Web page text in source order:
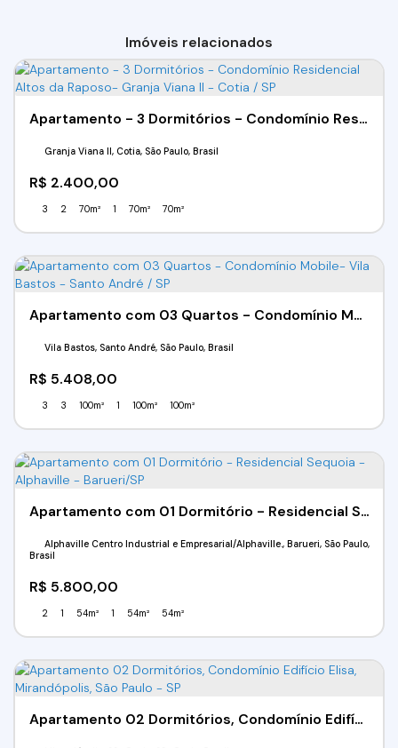
Imóveis relacionados
Apartamento - 3 Dormitórios - Condomínio Residencial Altos da Raposo- Granja Viana II - Cotia / SP
R$ 2.400,00
Granja Viana II, Cotia, São Paulo, Brasil
3 2 70m² 1 70m² 70m²
Apartamento com 03 Quartos - Condomínio Mobile- Vila Bastos - Santo André / SP
R$ 5.408,00
Vila Bastos, Santo André, São Paulo, Brasil
3 3 100m² 1 100m² 100m²
Apartamento com 01 Dormitório - Residencial Sequoia - Alphaville - Barueri/SP
R$ 5.800,00
Alphaville Centro Industrial e Empresarial/Alphaville., Barueri, São Paulo,
Brasil
2 1 54m² 1 54m² 54m²
Apartamento 02 Dormitórios, Condomínio Edifício Elisa, Mirandópolis, São Paulo - SP